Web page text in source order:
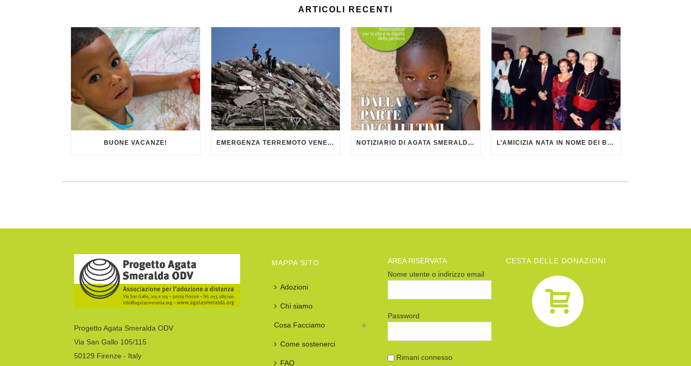
ARTICOLI RECENTI
BUONE VACANZE! EMERGENZA TERREMOTO VENEZUELA NOTIZIARIO DI AGATA SMERALDA DI GIUGNO 2026 L’AMICIZIA NATA IN NOME DEI BAMBINI
Progetto Agata Smeralda ODV
Via San Gallo 105/115
50129 Firenze - Italy
MAPPA SITO
Adozioni
Chi siamo
Cosa Facciamo
Come sostenerci
FAQ
AREA RISERVATA
Nome utente o indirizzo email
Password
Rimani connesso
CESTA DELLE DONAZIONI